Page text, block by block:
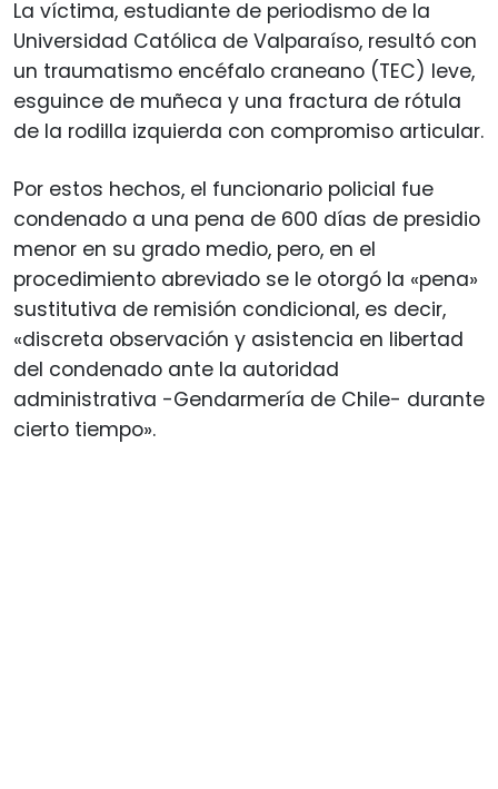
La víctima, estudiante de periodismo de la
Universidad Católica de Valparaíso, resultó con
un traumatismo encéfalo craneano (TEC) leve,
esguince de muñeca y una fractura de rótula
de la rodilla izquierda con compromiso articular.
Por estos hechos, el funcionario policial fue
condenado a una pena de 600 días de presidio
menor en su grado medio, pero, en el
procedimiento abreviado se le otorgó la «pena»
sustitutiva de remisión condicional, es decir,
«discreta observación y asistencia en libertad
del condenado ante la autoridad
administrativa -Gendarmería de Chile- durante
cierto tiempo».